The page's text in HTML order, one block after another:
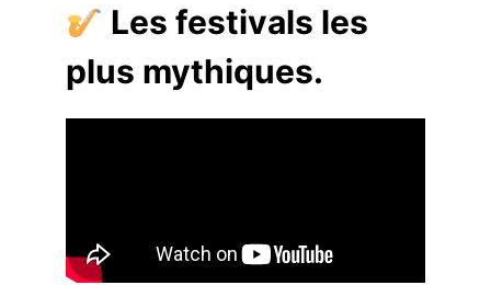
Les festivals les
plus mythiques.